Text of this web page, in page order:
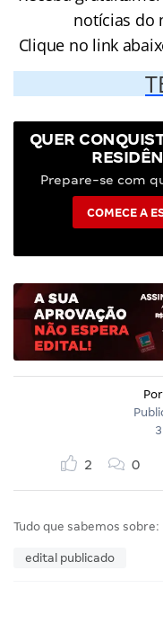
notícias do
Clique no link
QUER
Prepare-se com
COMECE A
Por
2 0
Tudo que sabemos sobre:
edital publicado